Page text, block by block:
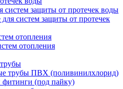
систем защиты от протечек воды
систем защиты от протечек
отопления
отопления
трубы ПВХ (поливинилхлорид)
(под пайку)